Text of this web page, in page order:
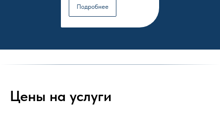
Подробнее
Цены на услуги